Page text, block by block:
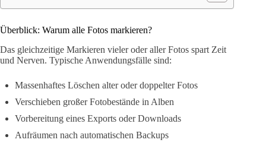
Überblick: Warum alle Fotos markieren?
Das gleichzeitige Markieren vieler oder aller Fotos spart Zeit
und Nerven. Typische Anwendungsfälle sind:
Massenhaftes Löschen alter oder doppelter Fotos
Verschieben großer Fotobestände in Alben
Vorbereitung eines Exports oder Downloads
Aufräumen nach automatischen Backups